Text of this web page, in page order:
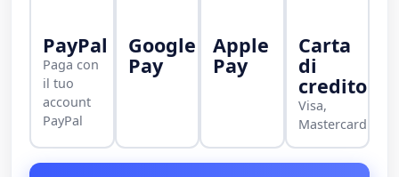
PayPal
Paga con
il tuo
account
PayPal
Google
Pay
Apple
Pay
Carta
di
credito
Visa,
Mastercard